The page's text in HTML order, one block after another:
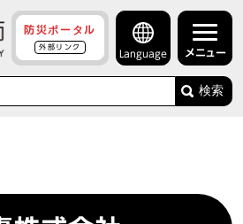
防災ポータル
外部リンク
Language メニュー
検索